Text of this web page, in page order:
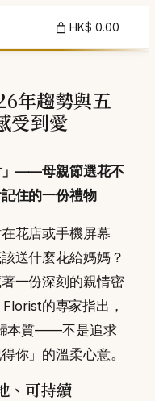
HK$ 0.00
年趨勢與五
受到愛
」——母親節選花不
住的一份禮物
花店或手機屏幕
送什麼花給媽媽？
一份深刻的親情密
的專家指出，
本質——不是追求
你」的溫柔心意。
、可持續